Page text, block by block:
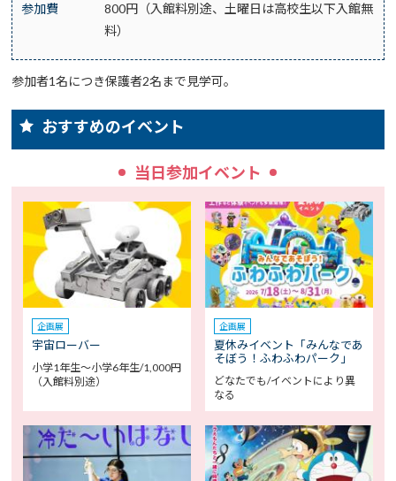
参加費
800円（入館料別途、土曜日は高校生以下入館無
料）
参加者1名につき保護者2名まで見学可。
おすすめのイベント
当日参加イベント
企画展
宇宙ローバー
小学1年生～小学6年生/1,000円
（入館料別途）
企画展
夏休みイベント「みんなであ
そぼう！ふわふわパーク」
どなたでも/イベントにより異
なる